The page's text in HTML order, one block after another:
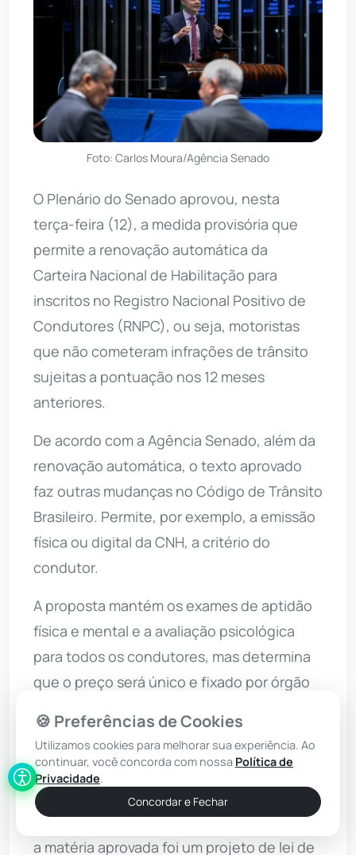
Foto: Carlos Moura/Agência Senado
O Plenário do Senado aprovou, nesta
terça-feira (12), a medida provisória que
permite a renovação automática da
Carteira Nacional de Habilitação para
inscritos no Registro Nacional Positivo de
Condutores (RNPC), ou seja, motoristas
que não cometeram infrações de trânsito
sujeitas a pontuação nos 12 meses
anteriores.
De acordo com a Agência Senado, além da
renovação automática, o texto aprovado
faz outras mudanças no Código de Trânsito
Brasileiro. Permite, por exemplo, a emissão
física ou digital da CNH, a critério do
condutor.
A proposta mantém os exames de aptidão
física e mental e a avaliação psicológica
para todos os condutores, mas determina
que o preço será único e fixado por órgão
atualizado anualmente com base no Índice
Nacional de Preços ao Consumidor Amplo
(IPCA).
Como o Legislativo fez alterações no texto,
a matéria aprovada foi um projeto de lei de
🍪 Preferências de Cookies
Utilizamos cookies para melhorar sua experiência. Ao
continuar, você concorda com nossa Política de
Privacidade.
Concordar e Fechar